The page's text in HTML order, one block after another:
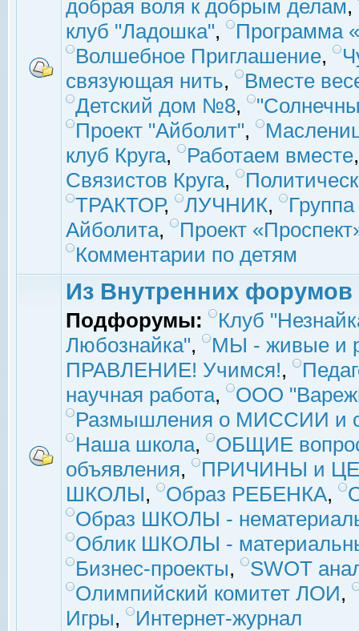
добрая воля к добрым делам,
клуб "Ладошка",
Программа
Волшебное Приглашение,
связующая нить,
Вместе
Детский дом №8,
Проект "Айболит",
клуб Круга, Работаем вместе
Связистов Круга,
ТРАКТОР, ЛУЧНИК,
Айболита,
Проект
Комментарии по детям
Из Внутренних форумов
Подфорумы:
Клуб
Любознайка",
МЫ - живые и
ПРАВЛЕНИЕ! Учимся!,
научная работа,
ООО
Размышления о МИССИИ и
Наша школа,
ОБЩИЕ
объявления,
ПРИЧИНЫ и
ШКОЛЫ, Образ РЕБЕНКА,
Образ ШКОЛЫ -
Облик ШКОЛЫ -
Бизнес-проекты,
SWOT
Олимпийский комитет ЛОИ,
Игры, Интернет-журнал